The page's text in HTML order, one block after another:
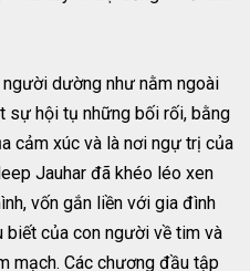
dường như nằm ngoài
sự hội tụ những bối rối, bằng
cảm xúc và là nơi ngự trị của
Jauhar đã khéo léo xen
vốn gắn liền với gia đình
biết của con người về tim và
mạch. Các chương đầu tập